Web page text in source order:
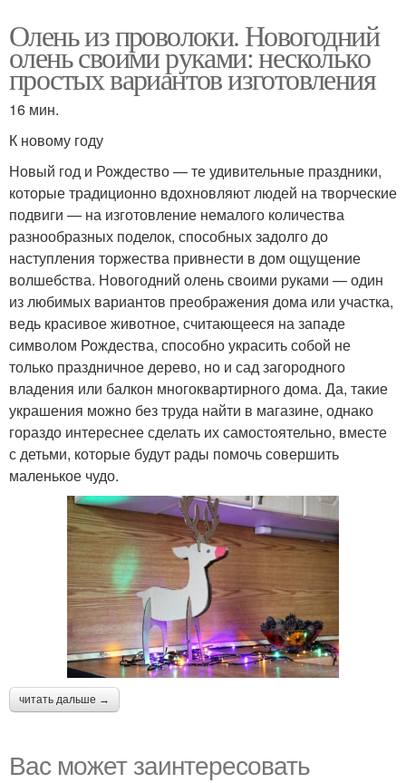
Олень из проволоки. Новогодний
олень своими руками: несколько
простых вариантов изготовления
16 мин.
К новому году
Новый год и Рождество — те удивительные праздники,
которые традиционно вдохновляют людей на творческие
подвиги — на изготовление немалого количества
разнообразных поделок, способных задолго до
наступления торжества привнести в дом ощущение
волшебства. Новогодний олень своими руками — один
из любимых вариантов преображения дома или участка,
ведь красивое животное, считающееся на западе
символом Рождества, способно украсить собой не
только праздничное дерево, но и сад загородного
владения или балкон многоквартирного дома. Да, такие
украшения можно без труда найти в магазине, однако
гораздо интереснее сделать их самостоятельно, вместе
с детьми, которые будут рады помочь совершить
маленькое чудо.
читать дальше →
Вас может заинтересовать